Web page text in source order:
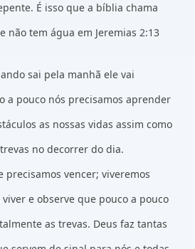
É isso que a bíblia chama
não tem água em Jeremias 2:13
sai pela manhã ele vai
a pouco nós precisamos aprender
as nossas vidas assim como
no decorrer do dia.
precisamos vencer; viveremos
e observe que pouco a pouco
as trevas. Deus faz tantas